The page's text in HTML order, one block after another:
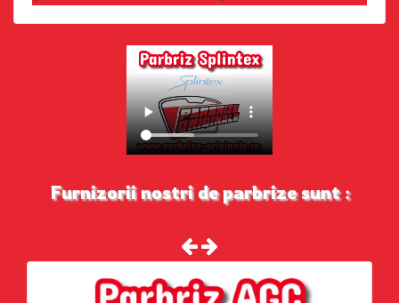
Furnizorii nostri de parbrize sunt :